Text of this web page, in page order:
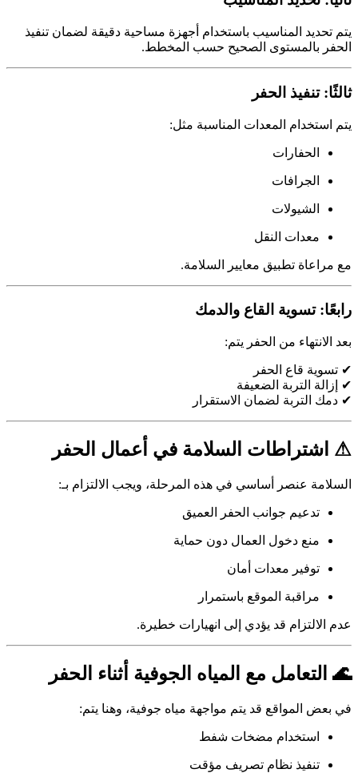
يتم تحديد المناسيب باستخدام أجهزة مساحية دقيقة لضمان تنفيذ
الحفر بالمستوى الصحيح حسب المخطط.
ثالثًا: تنفيذ الحفر
يتم استخدام المعدات المناسبة مثل:
الحفارات
الجرافات
الشيولات
معدات النقل
مع مراعاة تطبيق معايير السلامة.
رابعًا: تسوية القاع والدمك
بعد الانتهاء من الحفر يتم:
✔ تسوية قاع الحفر
✔ إزالة التربة الضعيفة
✔ دمك التربة لضمان الاستقرار
⚠ اشتراطات السلامة في أعمال الحفر
السلامة عنصر أساسي في هذه المرحلة، ويجب الالتزام بـ:
تدعيم جوانب الحفر العميق
منع دخول العمال دون حماية
توفير معدات أمان
مراقبة الموقع باستمرار
عدم الالتزام قد يؤدي إلى انهيارات خطيرة.
🌊 التعامل مع المياه الجوفية أثناء الحفر
في بعض المواقع قد يتم مواجهة مياه جوفية، وهنا يتم:
استخدام مضخات شفط
تنفيذ نظام تصريف مؤقت